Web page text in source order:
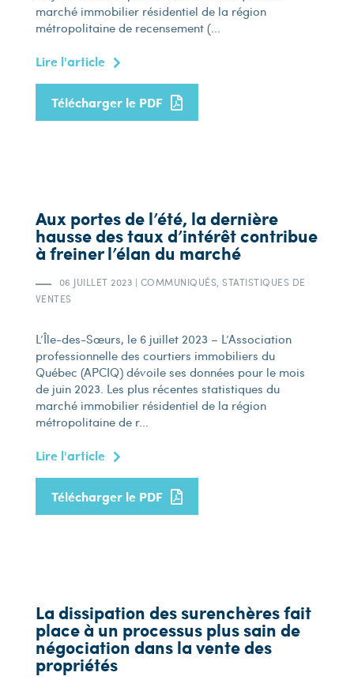
marché immobilier résidentiel de la région
métropolitaine de recensement (...
Lire l'article
Télécharger le PDF
Aux portes de l’été, la dernière
hausse des taux d’intérêt contribue
à freiner l’élan du marché
06 JUILLET 2023 | COMMUNIQUÉS, STATISTIQUES DE
VENTES
L’Île-des-Sœurs, le 6 juillet 2023 – L’Association
professionnelle des courtiers immobiliers du
Québec (APCIQ) dévoile ses données pour le mois
de juin 2023. Les plus récentes statistiques du
marché immobilier résidentiel de la région
métropolitaine de r...
Lire l'article
Télécharger le PDF
La dissipation des surenchères fait
place à un processus plus sain de
négociation dans la vente des
propriétés